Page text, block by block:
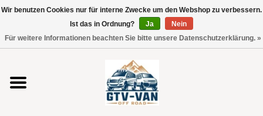
Verwende
die
nach
oben
und
unten,
Vito / V-Klasse 447
Wir benutzen Cookies nur für interne Zwecke um den Webshop zu verbessern.
Ist das in Ordnung?
Ja
Nein
Für weitere Informationen beachten Sie bitte unsere Datenschutzerklärung. »